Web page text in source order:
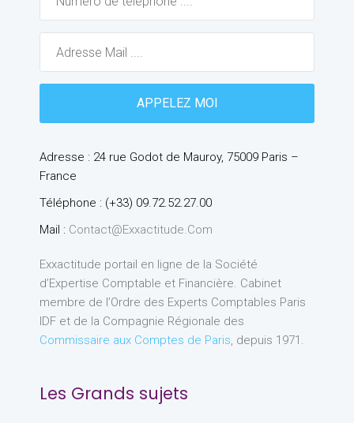
Adresse : 24 rue Godot de Mauroy, 75009 Paris –
France
Téléphone : (+33) 09.72.52.27.00
Mail : Contact@exxactitude.com
Exxactitude portail en ligne de la Société
d’Expertise Comptable et Financière. Cabinet
membre de l’Ordre des Experts Comptables Paris
IDF et de la Compagnie Régionale des
Commissaire aux Comptes de Paris, depuis 1971.
Les Grands sujets